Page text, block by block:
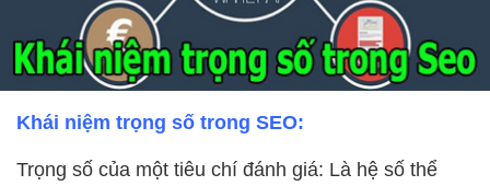
Khái niệm trọng số trong SEO:
Trọng số của một tiêu chí đánh giá: Là hệ số thể